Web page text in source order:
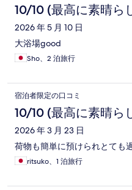
10/10 (最高に素晴ら
2026 年 5 月 10 日
大浴場good
Sho、2 泊旅行
宿泊者限定の口コミ
10/10 (最高に素晴ら
2026 年 3 月 23 日
荷物も簡単に預けられとても
ritsuko、1 泊旅行